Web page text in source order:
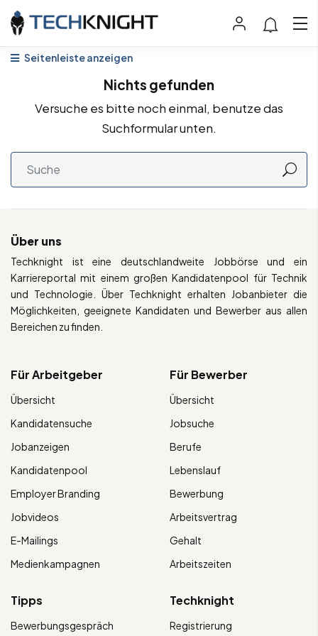
Seitenleiste anzeigen
Nichts gefunden
Versuche es bitte noch einmal, benutze das
Suchformular unten.
Über uns
Techknight ist eine deutschlandweite Jobbörse und ein
Karriereportal mit einem großen Kandidatenpool für Technik
und Technologie. Über Techknight erhalten Jobanbieter die
Möglichkeiten, geeignete Kandidaten und Bewerber aus allen
Bereichen zu finden.
Für Arbeitgeber
Übersicht
Kandidatensuche
Jobanzeigen
Kandidatenpool
Employer Branding
Jobvideos
E-Mailings
Medienkampagnen
Für Bewerber
Übersicht
Jobsuche
Berufe
Lebenslauf
Bewerbung
Arbeitsvertrag
Gehalt
Arbeitszeiten
Tipps
Bewerbungsgespräch
Techknight
Registrierung